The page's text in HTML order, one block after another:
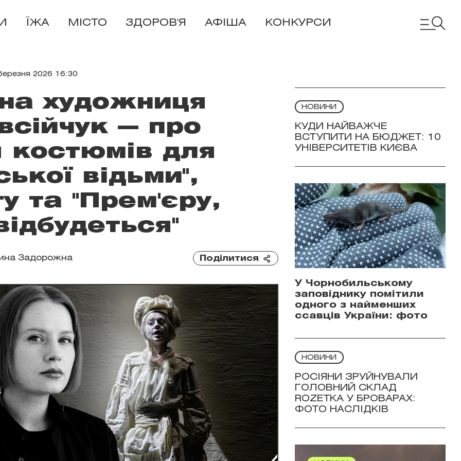
ЇЖА МІСТО ЗДОРОВ'Я АФІША КОНКУРСИ
2026 16:30
художниця
— про
костюмів для
відьми",
та "Прем'єру,
Задорожна Поділитися
НОВИНИ
КУДИ НАЙВАЖЧЕ
ВСТУПИТИ НА БЮДЖЕТ: 10
УНІВЕРСИТЕТІВ КИЄВА
У Чорнобильському
заповіднику помітили
одного з найменших
ссавців України: фото
НОВИНИ
РОСІЯНИ ЗРУЙНУВАЛИ
ГОЛОВНИЙ СКЛАД
ROZETKA У БРОВАРАХ:
ФОТО НАСЛІДКІВ